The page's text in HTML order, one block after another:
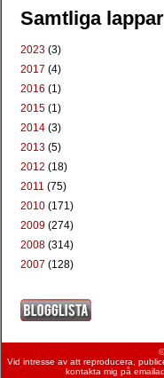
Samtliga lappar
2023 (3)
2017 (4)
2016 (1)
2015 (1)
2014 (3)
2013 (5)
2012 (18)
2011 (75)
2010 (171)
2009 (274)
2008 (314)
2007 (128)
Vid intresse av att reproducera,
kontakta mig på